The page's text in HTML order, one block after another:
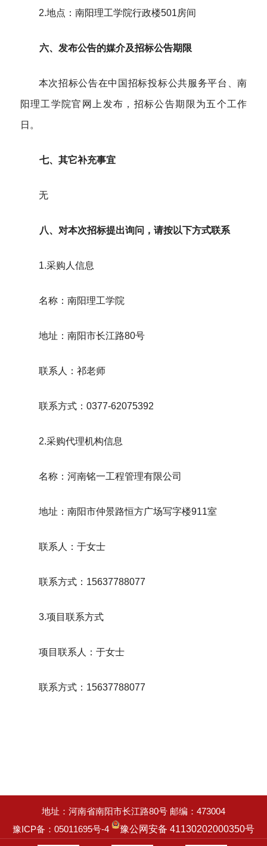
2.地点： 南阳理工学院行政楼501房间
六、发布公告的媒介及招标公告期限
本次招标公告在中国招标投标公共服务平台 、南
阳理工学院官网 上发布，招标公告期限为五个工作
日。
七、其它补充事宜
无
八、对本次招标提出询问，请按以下方式联系
1.采购人信息
名称：南阳理工学院
地址：南阳市长江路80号
联系人：祁老师
联系方式： 0377-62075392
2.采购代理机构信息
名称：河南铭一工程管理有限公司
地址：南阳市仲景路恒方广场写字楼911室
联系人：于女士
联系方式： 15637788077
3.项目联系方式
项目联系人：于女士
联系方式： 15637788077
地址：河南省南阳市长江路80号 邮编：473004
豫ICP备：05011695号-4
豫公网安备 41130202000350号